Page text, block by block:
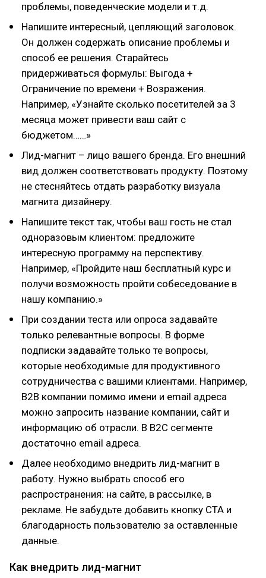
проблемы, поведенческие модели и т.д.
Напишите интересный, цепляющий заголовок.
Он должен содержать описание проблемы и
способ ее решения. Старайтесь
придерживаться формулы: Выгода +
Ограничение по времени + Возражения.
Например, «Узнайте сколько посетителей за 3
месяца может привести ваш сайт с
бюджетом……»
Лид-магнит – лицо вашего бренда. Его внешний
вид должен соответствовать продукту. Поэтому
не стесняйтесь отдать разработку визуала
магнита дизайнеру.
Напишите текст так, чтобы ваш гость не стал
одноразовым клиентом: предложите
интересную программу на перспективу.
Например, «Пройдите наш бесплатный курс и
получи возможность пройти собеседование в
нашу компанию.»
При создании теста или опроса задавайте
только релевантные вопросы. В форме
подписки задавайте только те вопросы,
которые необходимые для продуктивного
сотрудничества с вашими клиентами. Например,
B2B компании помимо имени и email адреса
можно запросить название компании, сайт и
информацию об отрасли. В B2C сегменте
достаточно email адреса.
Далее необходимо внедрить лид-магнит в
работу. Нужно выбрать способ его
распространения: на сайте, в рассылке, в
рекламе. Не забудьте добавить кнопку СТА и
благодарность пользователю за оставленные
данные.
Как внедрить лид-магнит